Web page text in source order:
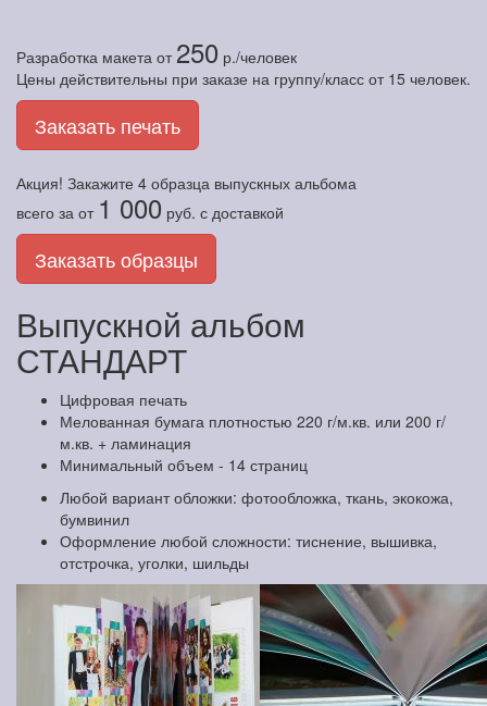
Разработка макета от 250 р./человек
Цены действительны при заказе на группу/класс от 15 человек.
Заказать печать
Акция! Закажите 4 образца выпускных альбома
всего за от 1 000 руб. с доставкой
Заказать образцы
Выпускной альбом
СТАНДАРТ
Цифровая печать
Мелованная бумага плотностью 220 г/м.кв. или 200 г/
м.кв. + ламинация
Минимальный объем - 14 страниц
Любой вариант обложки: фотообложка, ткань, экокожа,
бумвинил
Оформление любой сложности: тиснение, вышивка,
отстрочка, уголки, шильды